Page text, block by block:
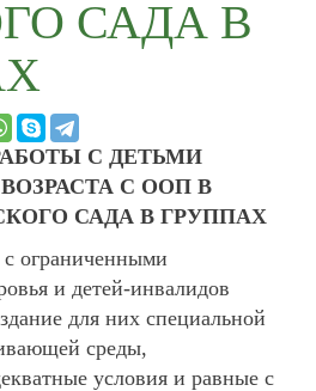
САДА В
С ДЕТЬМИ
С ООП В
САДА В ГРУППАХ
с ограниченными
и детей-инвалидов
для них специальной
среды,
условия и равные с